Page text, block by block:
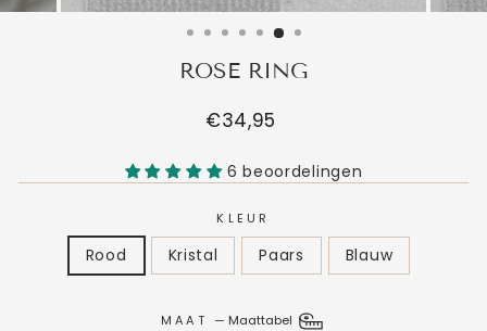
ROSE RING
Normale
€34,95
6 beoordelingen
KLEUR
Rood Kristal Paars Blauw
MAAT— Maattabel